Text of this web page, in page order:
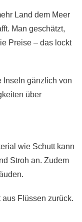
Land dem Meer
Man geschätzt,
Preise – das lockt
Inseln gänzlich von
über
wie Schutt kann
Stroh an. Zudem
Flüssen zurück.